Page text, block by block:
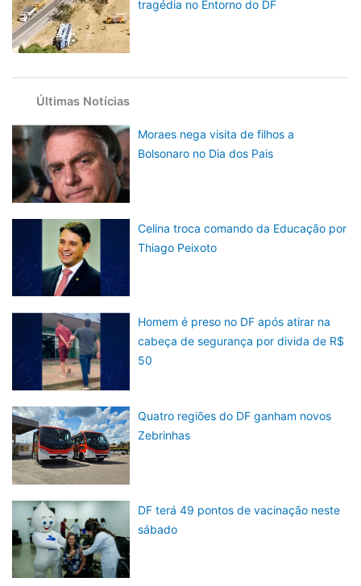
tragédia no Entorno do DF
Últimas Notícias
Moraes nega visita de filhos a
Bolsonaro no Dia dos Pais
Celina troca comando da Educação por
Thiago Peixoto
Homem é preso no DF após atirar na
cabeça de segurança por divida de R$
50
Quatro regiões do DF ganham novos
Zebrinhas
DF terá 49 pontos de vacinação neste
sábado